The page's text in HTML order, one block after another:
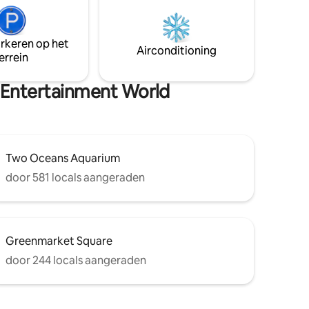
go en er
hebben andere hutten en we hebben
dieren ter plaatse Geen gratis verblijven
voor berichten op sociale media Lees DE
op het
Airconditioning
World
Two Oceans Aquarium
door 581 locals aangeraden
Greenmarket Square
door 244 locals aangeraden